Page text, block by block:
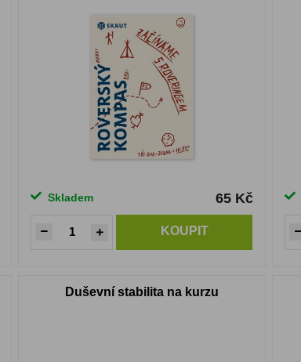
Skladem 65 Kč
KOUPIT
Duševní stabilita na kurzu